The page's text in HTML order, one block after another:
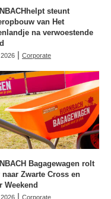
steunt
van Het
na verwoestende
| Corporate
Bagagewagen rolt
Zwarte Cross en
Weekend
| Corporate